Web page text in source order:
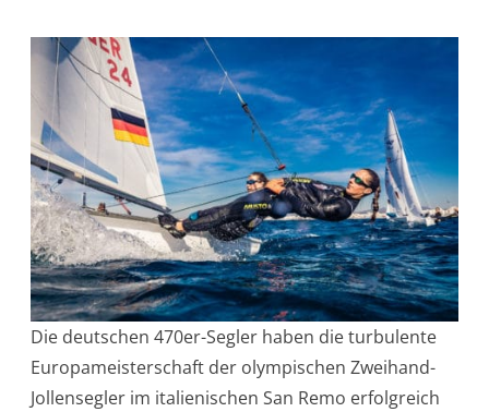
Die deutschen 470er-Segler haben die turbulente
Europameisterschaft der olympischen Zweihand-
Jollensegler im italienischen San Remo erfolgreich